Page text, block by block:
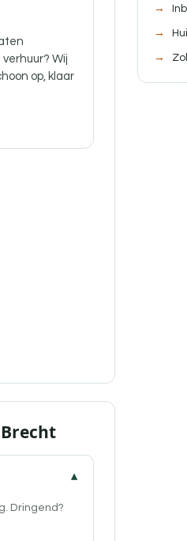
Wij
op, klaar
Dringend?